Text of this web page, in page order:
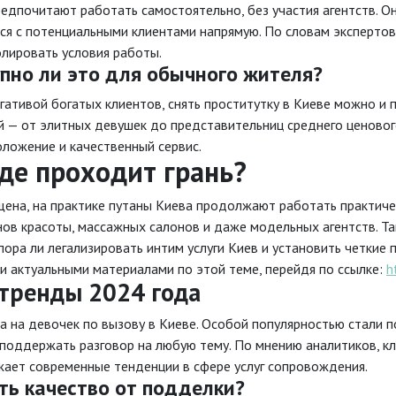
работать самостоятельно, без участия агентств.
с потенциальными клиентами напрямую. По словам
условия работы.
ли это для обычного жителя?
богатых клиентов, снять проститутку в Киеве можно
от элитных девушек до представительниц среднего
и качественный сервис.
проходит грань?
на практике путаны Киева продолжают работать
красоты, массажных салонов и даже модельных агентств.
ли легализировать интим услуги Киев и установить четкие
материалами по этой теме, перейдя по ссылке:
2024 года
девочек по вызову в Киеве. Особой популярностью стали
разговор на любую тему. По мнению аналитиков,
современные тенденции в сфере услуг сопровождения.
качество от подделки?